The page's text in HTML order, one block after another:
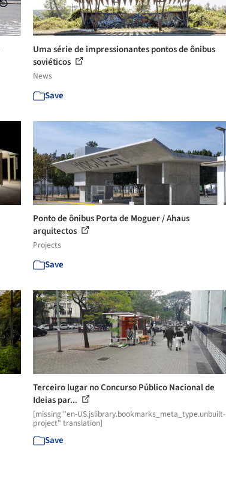
Uma série de impressionantes pontos de ônibus
soviéticos
News
Save
Ponto de ônibus Porta de Moguer / Ahaus
arquitectos
Projects
Save
Terceiro lugar no Concurso Público Nacional de
Ideias par...
[missing "en-US.jslibrary.bookmarks_meta_type.unbuilt-
project" translation]
Save